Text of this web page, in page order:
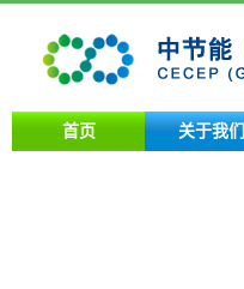
首页 关于我们